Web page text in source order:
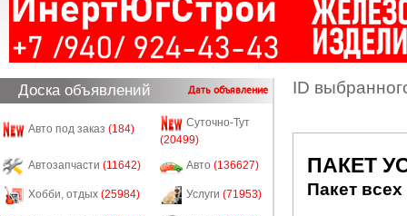
Доска объявлений Дать объявление
Авто под заказ (184)
Суточно-Тут
(20499)
Автозапчасти (11642) Авто (136627)
Хобби, отдых (25984) Услуги (71953)
ID
ПАКЕТ
Пакет